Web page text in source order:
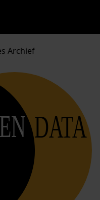
Archief
DATA